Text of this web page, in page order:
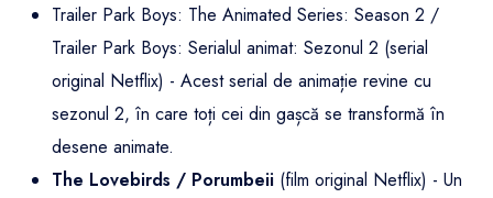
Trailer Park Boys: The Animated Series: Season 2 /
Trailer Park Boys: Serialul animat: Sezonul 2 (serial
original Netflix) - Acest serial de animație revine cu
sezonul 2, în care toți cei din gașcă se transformă în
desene animate.
The Lovebirds / Porumbeii (film original Netflix) - Un